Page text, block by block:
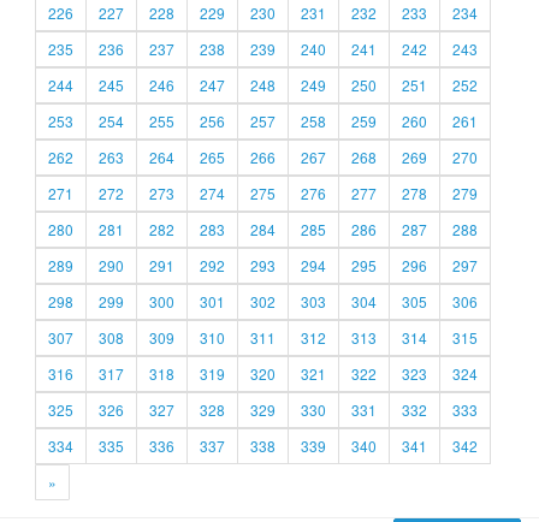
226
227 228 229 230 231 232 233
234
235
236 237 238 239 240 241 242
243
244
245 246 247 248 249 250 251
252
253
254 255 256 257 258 259 260
261
262
263 264 265 266 267 268 269
270
271
272 273 274 275 276 277 278
279
280
281 282 283 284 285 286 287
288
289
290 291 292 293 294 295 296
297
298
299 300 301 302 303 304 305
306
307
308 309 310 311 312 313 314
315
316
317 318 319 320 321 322 323
324
325
326 327 328 329 330 331 332
333
334
335 336 337 338 339 340 341
342
»